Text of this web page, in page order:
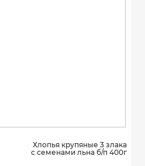
Хлопья крупяные 3 злака
с семенами льна б/п 400г